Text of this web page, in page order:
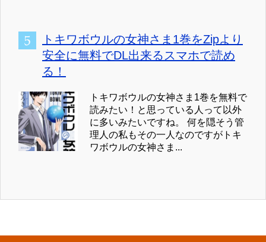
トキワボウルの女神さま1巻をZipより
安全に無料でDL出来るスマホで読め
る！
トキワボウルの女神さま1巻を無料で
読みたい！と思っている人って以外
に多いみたいですね。 何を隠そう管
理人の私もその一人なのですがトキ
ワボウルの女神さま...